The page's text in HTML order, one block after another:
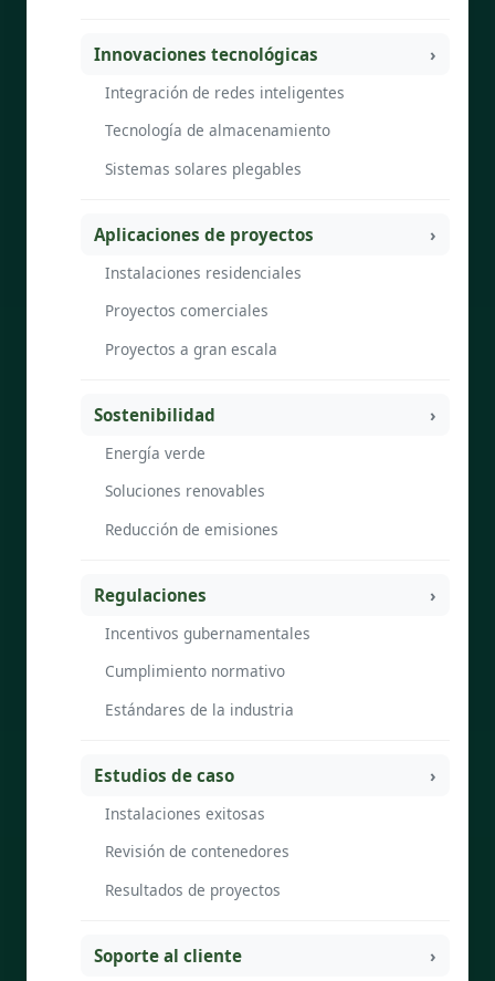
Innovaciones tecnológicas
Integración de redes inteligentes
Tecnología de almacenamiento
Sistemas solares plegables
Aplicaciones de proyectos
Instalaciones residenciales
Proyectos comerciales
Proyectos a gran escala
Sostenibilidad
Energía verde
Soluciones renovables
Reducción de emisiones
Regulaciones
Incentivos gubernamentales
Cumplimiento normativo
Estándares de la industria
Estudios de caso
Instalaciones exitosas
Revisión de contenedores
Resultados de proyectos
Soporte al cliente